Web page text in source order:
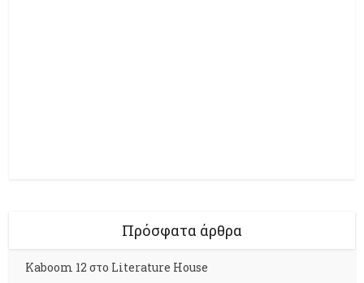
Πρόσφατα άρθρα
Kaboom 12 στο Literature House